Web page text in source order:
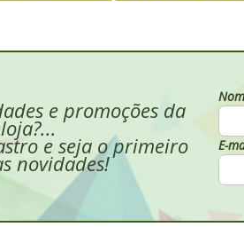
e promoções da
e seja o primeiro
novidades!
E-